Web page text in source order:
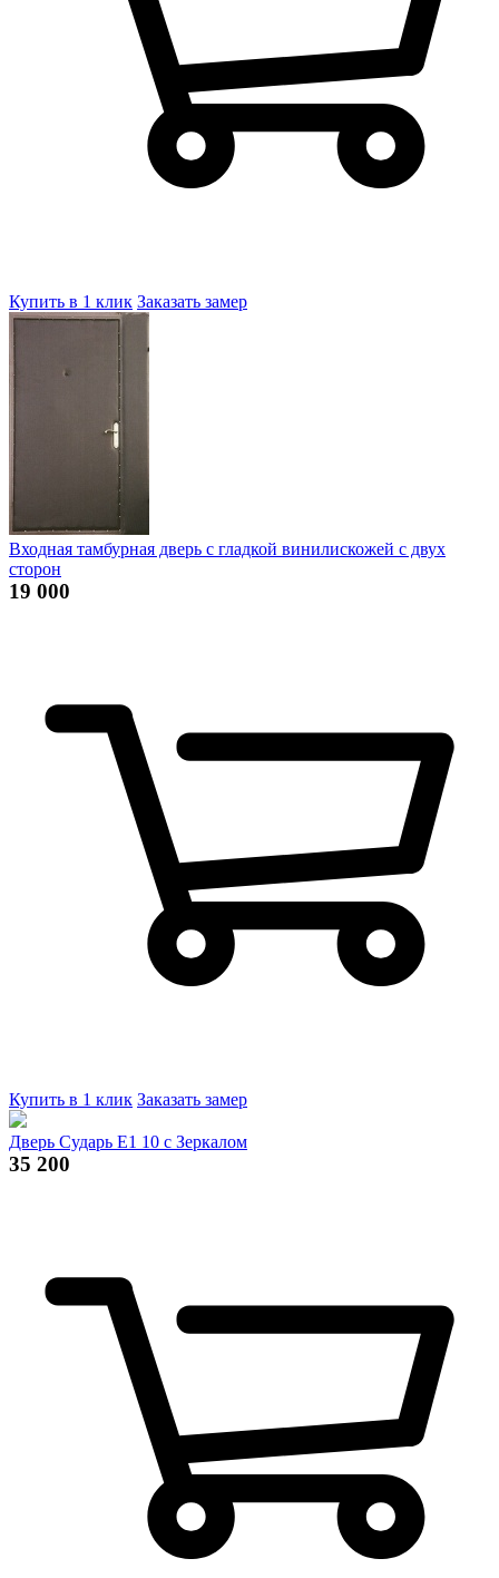
Купить в 1 клик Заказать замер
Входная тамбурная дверь с гладкой винилискожей с двух
сторон
19 000
Купить в 1 клик Заказать замер
Дверь Сударь E1 10 c Зеркалом
35 200